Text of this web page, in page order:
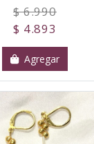
$ 6.990
$ 4.893
Agregar